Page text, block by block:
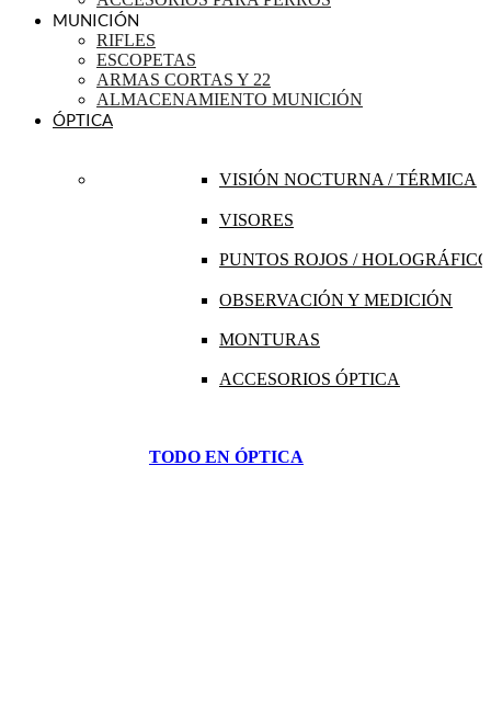
MUNICIÓN
RIFLES
ESCOPETAS
ARMAS CORTAS Y 22
ALMACENAMIENTO MUNICIÓN
ÓPTICA
VISIÓN NOCTURNA / TÉRMICA
VISORES
PUNTOS ROJOS /
OBSERVACIÓN Y MEDICIÓN
MONTURAS
ACCESORIOS ÓPTICA
TODO EN ÓPTICA